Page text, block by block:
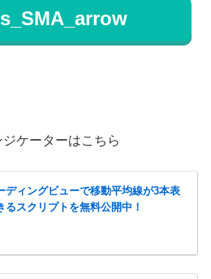
ケーターはこちら
ディングビューで移動平均線が3本表
るスクリプトを無料公開中！